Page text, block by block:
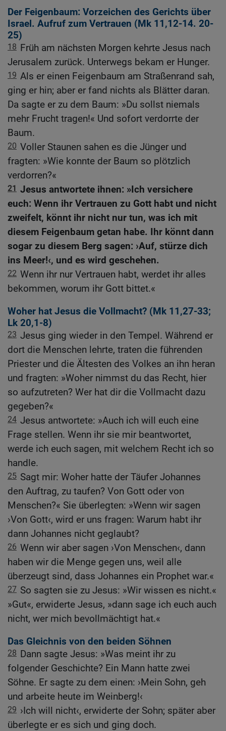
Der Feigenbaum: Vorzeichen des Gerichts über
Israel. Aufruf zum Vertrauen (Mk 11,12-14. 20-
25)
18 Früh am nächsten Morgen kehrte Jesus nach
Jerusalem zurück. Unterwegs bekam er Hunger.
19 Als er einen Feigenbaum am Straßenrand sah,
ging er hin; aber er fand nichts als Blätter daran.
Da sagte er zu dem Baum: »Du sollst niemals
mehr Frucht tragen!« Und sofort verdorrte der
Baum.
20 Voller Staunen sahen es die Jünger und
fragten: »Wie konnte der Baum so plötzlich
verdorren?«
21 Jesus antwortete ihnen: »Ich versichere
euch: Wenn ihr Vertrauen zu Gott habt und nicht
zweifelt, könnt ihr nicht nur tun, was ich mit
diesem Feigenbaum getan habe. Ihr könnt dann
sogar zu diesem Berg sagen: ›Auf, stürze dich
ins Meer!‹, und es wird geschehen.
22 Wenn ihr nur Vertrauen habt, werdet ihr alles
bekommen, worum ihr Gott bittet.«
Woher hat Jesus die Vollmacht? (Mk 11,27-33;
Lk 20,1-8)
23 Jesus ging wieder in den Tempel. Während er
dort die Menschen lehrte, traten die führenden
Priester und die Ältesten des Volkes an ihn heran
und fragten: »Woher nimmst du das Recht, hier
so aufzutreten? Wer hat dir die Vollmacht dazu
gegeben?«
24 Jesus antwortete: »Auch ich will euch eine
Frage stellen. Wenn ihr sie mir beantwortet,
werde ich euch sagen, mit welchem Recht ich so
handle.
25 Sagt mir: Woher hatte der Täufer Johannes
den Auftrag, zu taufen? Von Gott oder von
Menschen?« Sie überlegten: »Wenn wir sagen
›Von Gott‹, wird er uns fragen: Warum habt ihr
dann Johannes nicht geglaubt?
26 Wenn wir aber sagen ›Von Menschen‹, dann
haben wir die Menge gegen uns, weil alle
überzeugt sind, dass Johannes ein Prophet war.«
27 So sagten sie zu Jesus: »Wir wissen es nicht.«
»Gut«, erwiderte Jesus, »dann sage ich euch auch
nicht, wer mich bevollmächtigt hat.«
Das Gleichnis von den beiden Söhnen
28 Dann sagte Jesus: »Was meint ihr zu
folgender Geschichte? Ein Mann hatte zwei
Söhne. Er sagte zu dem einen: ›Mein Sohn, geh
und arbeite heute im Weinberg!‹
29 ›Ich will nicht‹, erwiderte der Sohn; später aber
überlegte er es sich und ging doch.